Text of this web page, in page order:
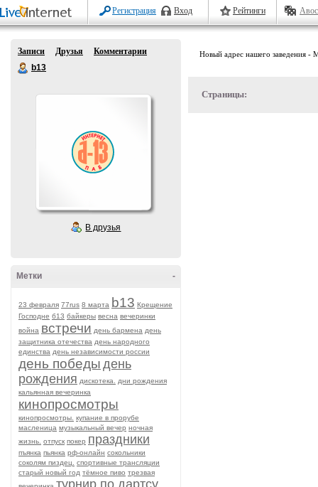
Регистрация Вход Рейтинги
Записи Друзья
Комментарии
b13
В друзья
-
Метки
23 февраля 77rus 8 марта b13 Крещение
Господне б13 байкеры весна вечеринки
война встречи день бармена день
защитника отечества день народного
единства день независимости россии
день победы день
рождения дискотека.
дни рождения
кальянная вечеринка
кинопросмотры
кинопросмотры. купание в прорубе
масленица музыкальный вечер ночная
жизнь. отпуск покер праздники
пъянка пьянка рф-онлайн сокольники
соколям пиздец.
спортивные трансляции
старый новый год тёмное пиво трезвая
турнир по дартсу
Новый адрес нашего заведения -
Страницы: